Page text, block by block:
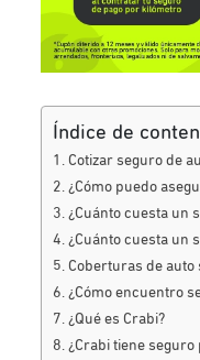
Índice de
Cotizar seguro de
¿Cómo puedo
¿Cuánto cuesta un
¿Cuánto cuesta un
Coberturas de auto
¿Cómo encuentro
¿Qué es Crabi?
¿Crabi tiene